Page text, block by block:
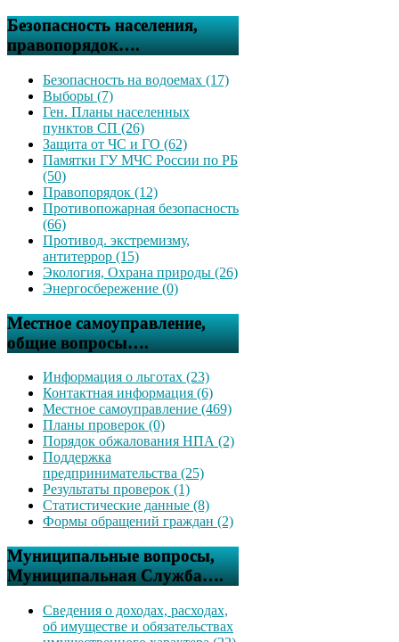
Безопасность населения,
правопорядок….
Безопасность на водоемах (17)
Выборы (7)
Ген. Планы населенных
пунктов СП (26)
Защита от ЧС и ГО (62)
Памятки ГУ МЧС России по РБ
(50)
Правопорядок (12)
Противопожарная безопасность
(66)
Противод. экстремизму,
антитеррор (15)
Экология, Охрана природы (26)
Энергосбережение (0)
Местное самоуправление,
общие вопросы….
Информация о льготах (23)
Контактная информация (6)
Местное самоуправление (469)
Планы проверок (0)
Порядок обжалования НПА (2)
Поддержка
предпринимательства (25)
Результаты проверок (1)
Статистические данные (8)
Формы обращений граждан (2)
Муниципальные вопросы,
Муниципальная Служба….
Сведения о доходах, расходах,
об имуществе и обязательствах